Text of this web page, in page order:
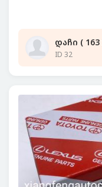
დაჩი ( 163
ID 32